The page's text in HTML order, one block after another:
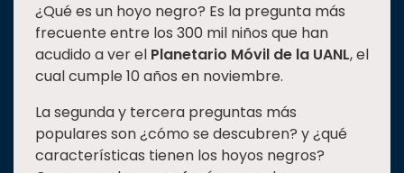
TEMAS
Oferta
educativa
Estudiantes
Rectoría
¿Qué es un hoyo negro? Es la pregunta más
frecuente entre los 300 mil niños que han
acudido a ver el Planetario Móvil de la UANL, el
cual cumple 10 años en noviembre.
La segunda y tercera preguntas más
populares son ¿cómo se descubren? y ¿qué
características tienen los hoyos negros?